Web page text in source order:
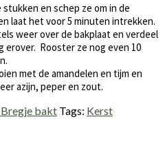
en schep ze om in de
laat het voor 5 minuten intrekken.
weer over de bakplaat en verdeel
erover. Rooster ze nog even 10
met de amandelen en tijm en
azijn, peper en zout.
bakt Tags: Kerst